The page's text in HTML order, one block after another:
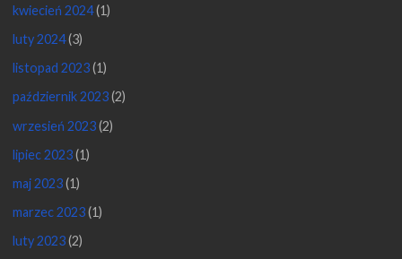
kwiecień 2024(1)
luty 2024(3)
listopad 2023(1)
październik 2023(2)
wrzesień 2023(2)
lipiec 2023(1)
maj 2023(1)
marzec 2023(1)
luty 2023(2)